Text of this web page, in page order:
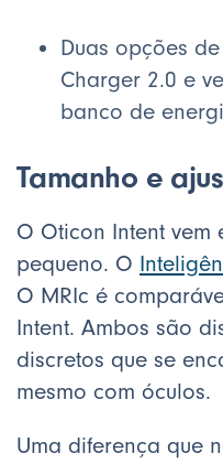
Duas opções
Charger 2.0 e
banco de
Tamanho e
O Oticon Intent vem
pequeno. O
O MRIc é
Intent. Ambos são
discretos que se
mesmo com óculos.
Uma diferença que